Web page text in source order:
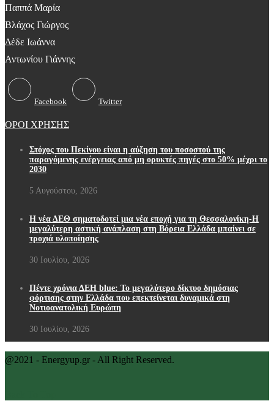
Παππά Μαρία
Βλάχος Γιώργος
Δέδε Ιωάννα
Αντωνίου Γιάννης
Facebook Twitter
ΟΡΟΙ ΧΡΗΣΗΣ
Στόχος του Πεκίνου είναι η αύξηση του ποσοστού της
παραγόμενης ενέργειας από μη ορυκτές πηγές στο 50% μέχρι το
2030
5 Αυγούστου, 2026
Η νέα ΔΕΘ σηματοδοτεί μια νέα εποχή για τη Θεσσαλονίκη-Η
μεγαλύτερη αστική ανάπλαση στη Βόρεια Ελλάδα μπαίνει σε
τροχιά υλοποίησης
30 Ιουλίου, 2026
Πέντε χρόνια ΔΕΗ blue: Το μεγαλύτερο δίκτυο δημόσιας
φόρτισης στην Ελλάδα που επεκτείνεται δυναμικά στη
Νοτιοανατολική Ευρώπη
30 Ιουλίου, 2026
@2021 - Energyup.gr - All Right Reserved.